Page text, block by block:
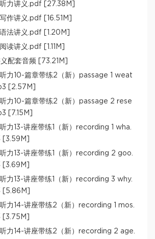
力讲义.pdf [27.38M]
作讲义.pdf [16.51M]
法讲义.pdf [1.20M]
读讲义.pdf [1.11M]
配套音频 [73.21M]
力10-篇章带练2（新）passage 1 weat
[2.57M]
力10-篇章带练2（新）passage 2 rese
[7.15M]
力13-讲座带练1（新）recording 1 wha.
[3.59M]
力13-讲座带练1（新）recording 2 goo.
[3.69M]
力13-讲座带练1（新）recording 3 why.
[5.86M]
力14-讲座带练2（新）recording 1 mos.
[3.75M]
力14-讲座带练2（新）recording 2 age.